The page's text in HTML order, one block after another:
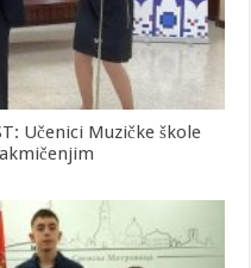
Učenici Muzičke škole